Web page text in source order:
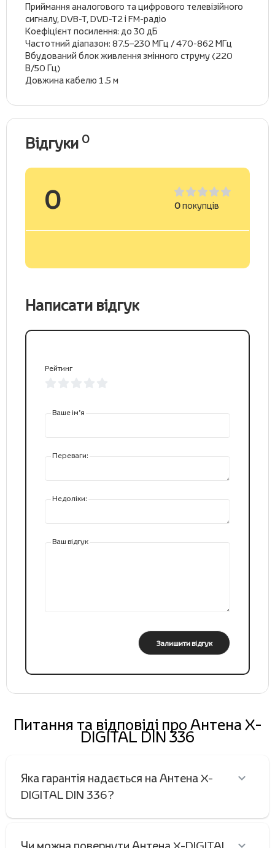
Приймання аналогового та цифрового телевізійного
сигналу, DVB-T, DVD-T2 і FM-радіо
Коефіцієнт посилення: до 30 дБ
Частотний діапазон: 87.5–230 МГц / 470-862 МГц
Вбудований блок живлення змінного струму (220
В/50 Гц)
Довжина кабелю 1.5 м
Відгуки 0
0 0покупців
Написати відгук
Рейтинг
Ваше ім’я
Переваги:
Недоліки:
Ваш відгук
Залишити відгук
Питання та відповіді про Антена X-
DIGITAL DIN 336
Яка гарантія надається на Антена X-
DIGITAL DIN 336?